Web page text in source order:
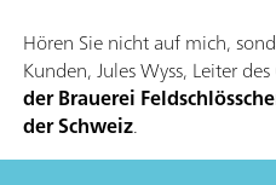
Hören Sie nicht auf mich,
Kunden, Jules Wyss, Leiter
der Brauerei
der Schweiz.